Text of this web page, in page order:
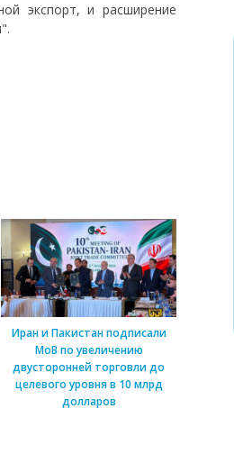
экспорт, и расширение
Иран и Пакистан подписали
МоВ по увеличению
двусторонней торговли до
целевого уровня в 10 млрд
долларов